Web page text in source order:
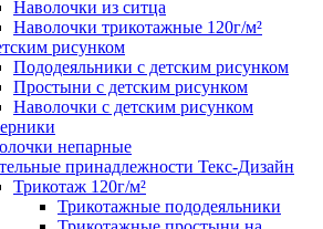
Наволочки из ситца
Наволочки трикотажные 120г/м²
рисунком
Пододеяльники с детским рисунком
Простыни с детским рисунком
Наволочки с детским рисунком
непарные
принадлежности Текс-Дизайн
Трикотаж 120г/м²
Трикотажные пододеяльники